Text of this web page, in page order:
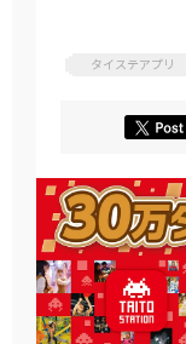
タイステアプリ